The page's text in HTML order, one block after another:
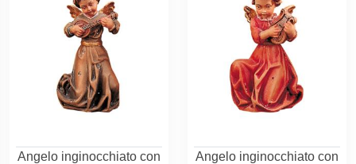
Angelo inginocchiato con
Angelo inginocchiato con